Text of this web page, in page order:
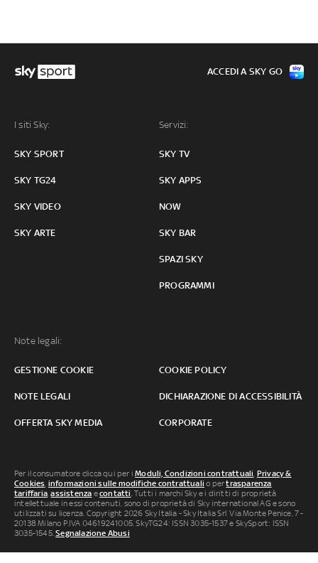
I siti Sky:
SKY SPORT
SKY TG24
SKY VIDEO
SKY ARTE
Servizi:
SKY TV
SKY APPS
NOW
SKY BAR
SPAZI SKY
PROGRAMMI
Note legali:
GESTIONE COOKIE COOKIE POLICY
NOTE LEGALI DICHIARAZIONE DI ACCESSIBILITÀ
OFFERTA SKY MEDIA CORPORATE
ACCEDI A SKY GO
Per il consumatore clicca qui per iModuli, Condizioni contrattuali, Privacy &
Cookies, informazioni sulle modifiche contrattuali o pertrasparenza
tariffaria,assistenza econtatti. Tutti i marchi Sky e i diritti di proprietà
intellettuale in essi contenuti, sono di proprietà di Sky international AG e sono
utilizzati su licenza. Copyright 2026 Sky Italia - Sky Italia Srl Via Monte Penice, 7 -
20138 Milano P.IVA 04619241005. SkyTG24: ISSN 3035-1537 e SkySport: ISSN
3035-1545.Segnalazione Abusi